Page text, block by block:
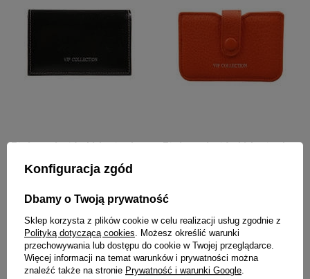
Etui na wizytówki, karty skórzane czarne Vip Collection Palermo 14 BL
99,99 zł
Etui na wizytówki, karty skórzane pomarańczowe Vip Collection Palermo 17
Konfiguracja zgód
Dbamy o Twoją prywatność
Sklep korzysta z plików cookie w celu realizacji usług zgodnie z
Polityką dotyczącą cookies. Możesz określić warunki
przechowywania lub dostępu do cookie w Twojej przeglądarce.
Więcej informacji na temat warunków i prywatności można
znaleźć także na stronie Prywatność i warunki Google.